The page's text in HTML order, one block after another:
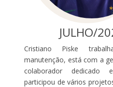
JULHO/
Cristiano Piske
manutenção, está com a
colaborador
participou de vários